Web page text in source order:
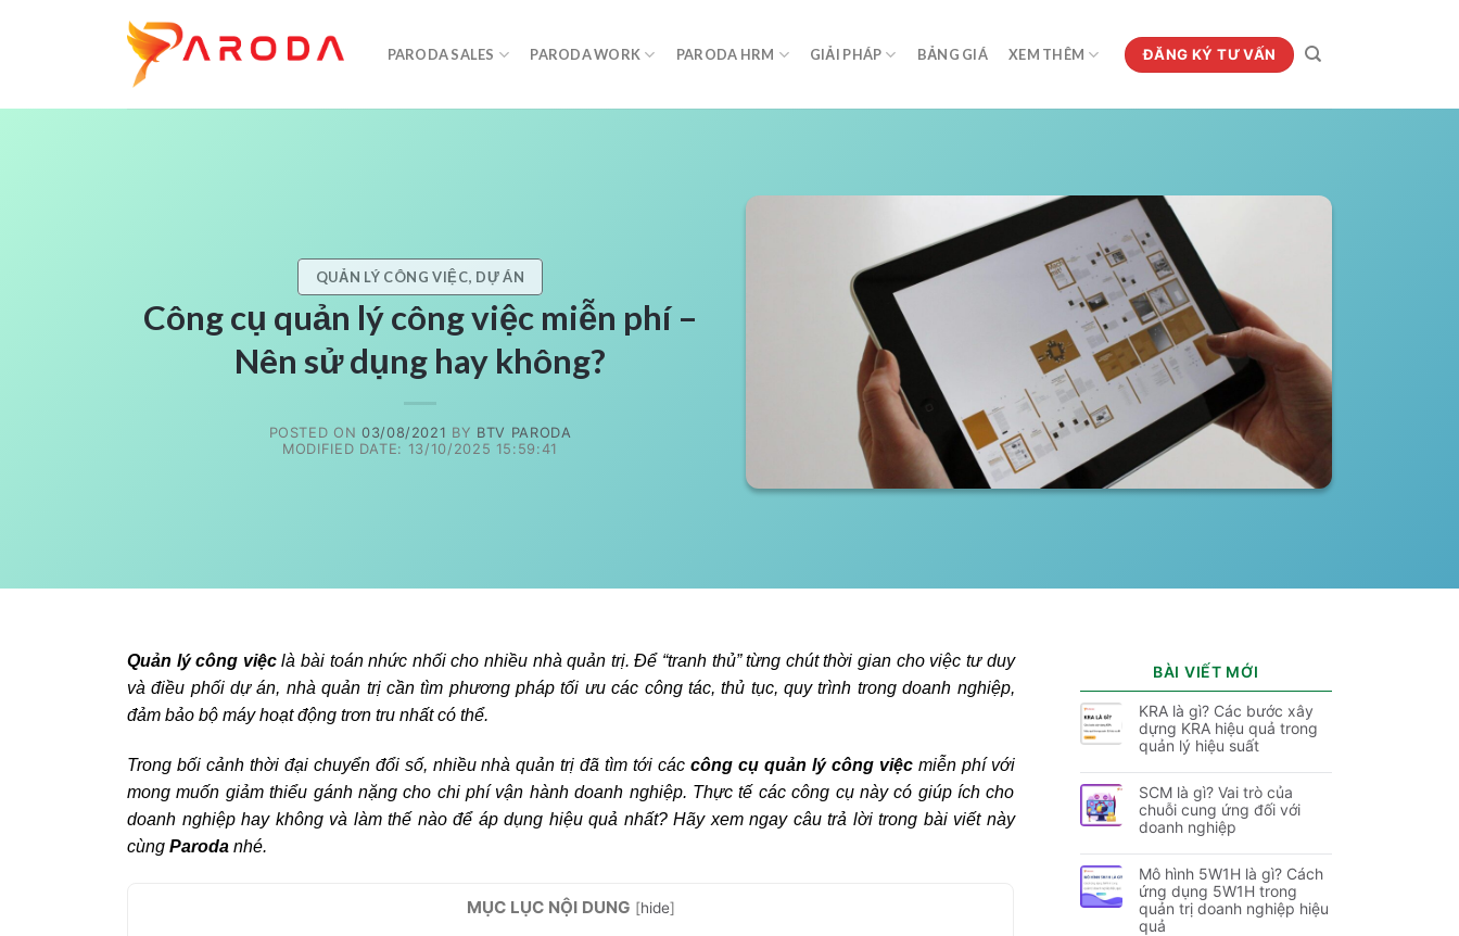
PARODA SALES PARODA WORK PARODA HRM GIẢI PHÁP BẢNG GIÁ XEM THÊM ĐĂNG KÝ TƯ VẤN
QUẢN LÝ CÔNG VIỆC, DỰ ÁN
Công cụ quản lý công việc miễn phí –
Nên sử dụng hay không?
POSTED ON 03/08/2021 BY BTV PARODA
MODIFIED DATE: 13/10/2025 15:59:41
Quản lý công việclà bài toán nhức nhối cho nhiều nhà quản trị. Để “tranh thủ” từng chút thời gian cho việc tư duy
và điều phối dự án, nhà quản trị cần tìm phương pháp tối ưu các công tác, thủ tục, quy trình trong doanh nghiệp,
đảm bảo bộ máy hoạt động trơn tru nhất có thể.
Trong bối cảnh thời đại chuyển đổi số, nhiều nhà quản trị đã tìm tới các công cụ quản lý công việcmiễn phí với
mong muốn giảm thiểu gánh nặng cho chi phí vận hành doanh nghiệp. Thực tế các công cụ này có giúp ích cho
doanh nghiệp hay không và làm thế nào để áp dụng hiệu quả nhất? Hãy xem ngay câu trả lời trong bài viết này
cùng Paroda nhé.
MỤC LỤC NỘI DUNG [hide]
BÀI VIẾT MỚI
KRA là gì? Các bước xây
dựng KRA hiệu quả trong
quản lý hiệu suất
SCM là gì? Vai trò của
chuỗi cung ứng đối với
doanh nghiệp
Mô hình 5W1H là gì? Cách
ứng dụng 5W1H trong
quản trị doanh nghiệp hiệu
quả